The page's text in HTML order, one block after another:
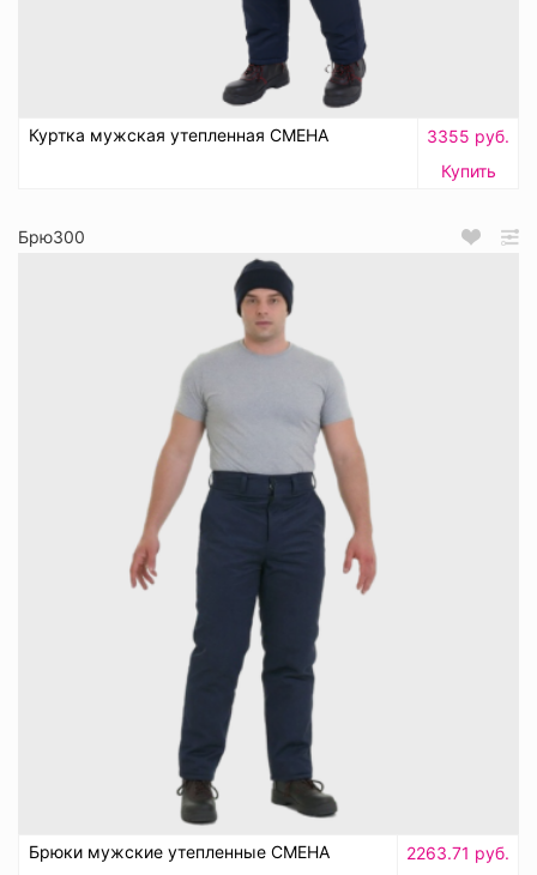
Куртка мужская утепленная СМЕНА
3355 руб.
Купить
Брю300
Брюки мужские утепленные СМЕНА
2263.71 руб.